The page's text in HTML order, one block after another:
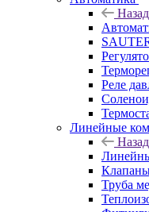
Назад
Реле
Линейные
Назад
Труба